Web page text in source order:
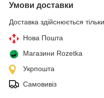
Умови доставки
Доставка здійснюється
Нова Пошта
Магазини Rozetka
Укрпошта
Самовивіз